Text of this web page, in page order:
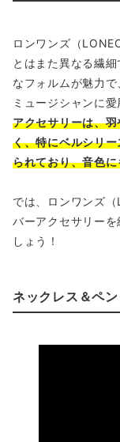
ロンワンズ（
とはまた異なる繊
なフォルムが魅力
ミュージシャンに愛
アクセサリーは、
く、特にベルシリ
られており、音色
では、ロンワンズ
バーアクセサリー
しょう！
ネックレス＆ペン